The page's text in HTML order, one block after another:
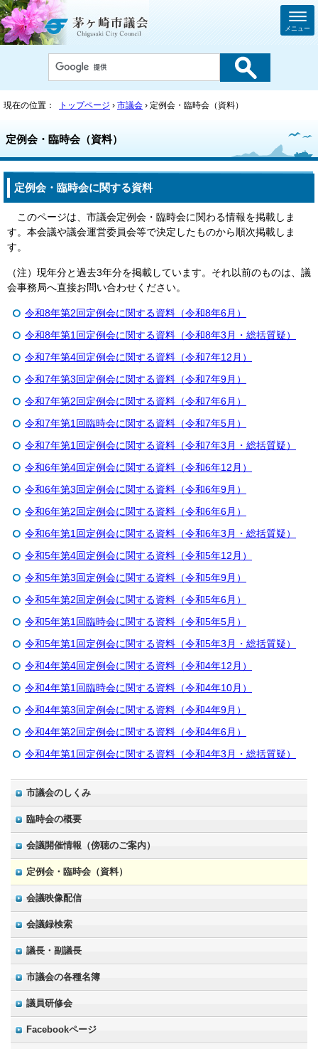
メニュー
現在の位置： トップページ › 市議会 › 定例会・臨時会（資料）
定例会・臨時会（資料）
定例会・臨時会に関する資料
このページは、市議会定例会・臨時会に関わる情報を掲載しま
す。本会議や議会運営委員会等で決定したものから順次掲載しま
す。
（注）現年分と過去3年分を掲載しています。それ以前のものは、議
会事務局へ直接お問い合わせください。
令和8年第2回定例会に関する資料（令和8年6月）
令和8年第1回定例会に関する資料（令和8年3月・総括質疑）
令和7年第4回定例会に関する資料（令和7年12月）
令和7年第3回定例会に関する資料（令和7年9月）
令和7年第2回定例会に関する資料（令和7年6月）
令和7年第1回臨時会に関する資料（令和7年5月）
令和7年第1回定例会に関する資料（令和7年3月・総括質疑）
令和6年第4回定例会に関する資料（令和6年12月）
令和6年第3回定例会に関する資料（令和6年9月）
令和6年第2回定例会に関する資料（令和6年6月）
令和6年第1回定例会に関する資料（令和6年3月・総括質疑）
令和5年第4回定例会に関する資料（令和5年12月）
令和5年第3回定例会に関する資料（令和5年9月）
令和5年第2回定例会に関する資料（令和5年6月）
令和5年第1回臨時会に関する資料（令和5年5月）
令和5年第1回定例会に関する資料（令和5年3月・総括質疑）
令和4年第4回定例会に関する資料（令和4年12月）
令和4年第1回臨時会に関する資料（令和4年10月）
令和4年第3回定例会に関する資料（令和4年9月）
令和4年第2回定例会に関する資料（令和4年6月）
令和4年第1回定例会に関する資料（令和4年3月・総括質疑）
市議会のしくみ
臨時会の概要
会議開催情報（傍聴のご案内）
定例会・臨時会（資料）
会議映像配信
会議録検索
議長・副議長
市議会の各種名簿
議員研修会
Facebookページ